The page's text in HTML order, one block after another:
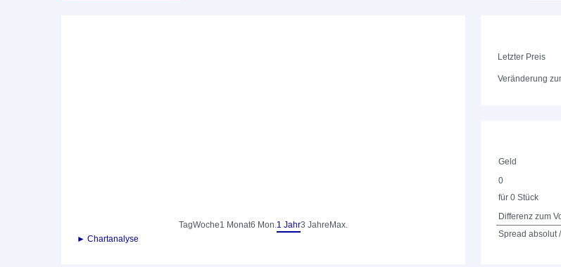
TagWoche1 Monat6 Mon.1 Jahr3 Jahre Max.
► Chartanalyse
Letzter Preis
Veränderung
Geld
0
für 0 Stück
Differenz zum
Spread absolut